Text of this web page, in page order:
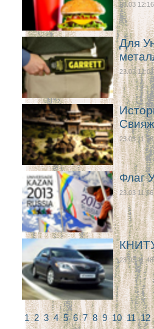
23.03 12:16
Для
23.03 12:07
23.03 11:58
Флаг
23.03 11:56
23.03 11:48
12345678 9101112